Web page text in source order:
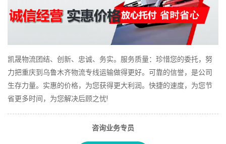
凯晟物流团结、创新、忠诚、务实。服务质量：珍惜您的委托，努
力把重庆到乌鲁木齐物流专线运输做得更好。可靠的信誉，是公司
生存力量。实惠的价格，为您获得更大利润。快捷的速度，为您节
省更多时间，为您解决后顾之忧!
咨询业务专员